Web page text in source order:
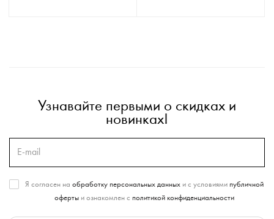
Узнавайте первыми о скидках и
новинках!
Я согласен на обработку персональных данныхи с условиями публичной
офертыи ознакомлен с политикой конфиденциальности